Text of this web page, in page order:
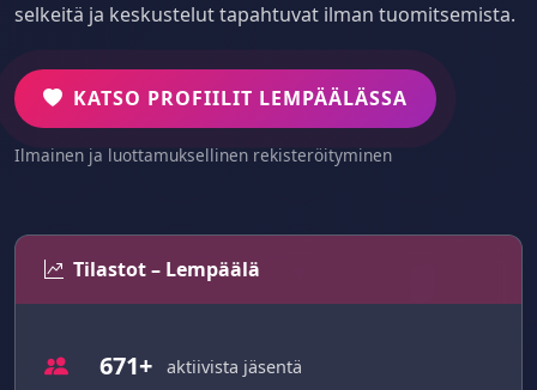
selkeitä ja keskustelut tapahtuvat ilman tuomitsemista.
KATSO PROFIILIT LEMPÄÄLÄSSA
Ilmainen ja luottamuksellinen rekisteröityminen
Tilastot – Lempäälä
671+ aktiivista jäsentä